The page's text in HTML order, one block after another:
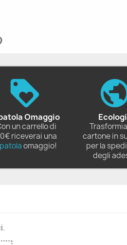
Omaggio
un carrello di
riceverai una
omaggio!
cartone in
per la
degli